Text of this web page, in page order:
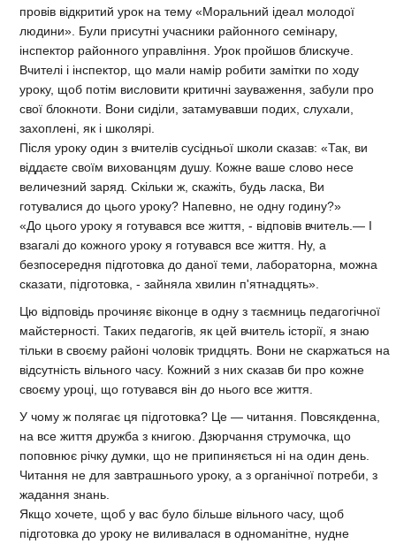
провів відкритий урок на тему «Моральний ідеал молодої
людини». Були присутні учасники районного семінару,
інспектор районного управління. Урок пройшов блискуче.
Вчителі і інспектор, що мали намір робити замітки по ходу
уроку, щоб потім висловити критичні зауваження, забули про
свої блокноти. Вони сиділи, затамувавши подих, слухали,
захоплені, як і школярі.
Після уроку один з вчителів сусідньої школи сказав: «Так, ви
віддаєте своїм вихованцям душу. Кожне ваше слово несе
величезний заряд. Скільки ж, скажіть, будь ласка, Ви
готувалися до цього уроку? Напевно, не одну годину?»
«До цього уроку я готувався все життя, - відповів вчитель.— І
взагалі до кожного уроку я готувався все життя. Ну, а
безпосередня підготовка до даної теми, лабораторна, можна
сказати, підготовка, - зайняла хвилин п'ятнадцять».
Цю відповідь прочиняє віконце в одну з таємниць педагогічної
майстерності. Таких педагогів, як цей вчитель історії, я знаю
тільки в своєму районі чоловік тридцять. Вони не скаржаться на
відсутність вільного часу. Кожний з них сказав би про кожне
своєму уроці, що готувався він до нього все життя.
У чому ж полягає ця підготовка? Це — читання. Повсякденна,
на все життя дружба з книгою. Дзюрчання струмочка, що
поповнює річку думки, що не припиняється ні на один день.
Читання не для завтрашнього уроку, а з органічної потреби, з
жадання знань.
Якщо хочете, щоб у вас було більше вільного часу, щоб
підготовка до уроку не виливалася в одноманітне, нудне